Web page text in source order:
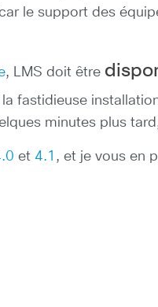
le support des
, LMS doit être
fastidieuse
minutes plus
et 4.1 , et je vous en